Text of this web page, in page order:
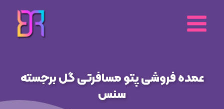
محتوا
عمده فروشی پتو مسافرتی گل برجسته
سنس